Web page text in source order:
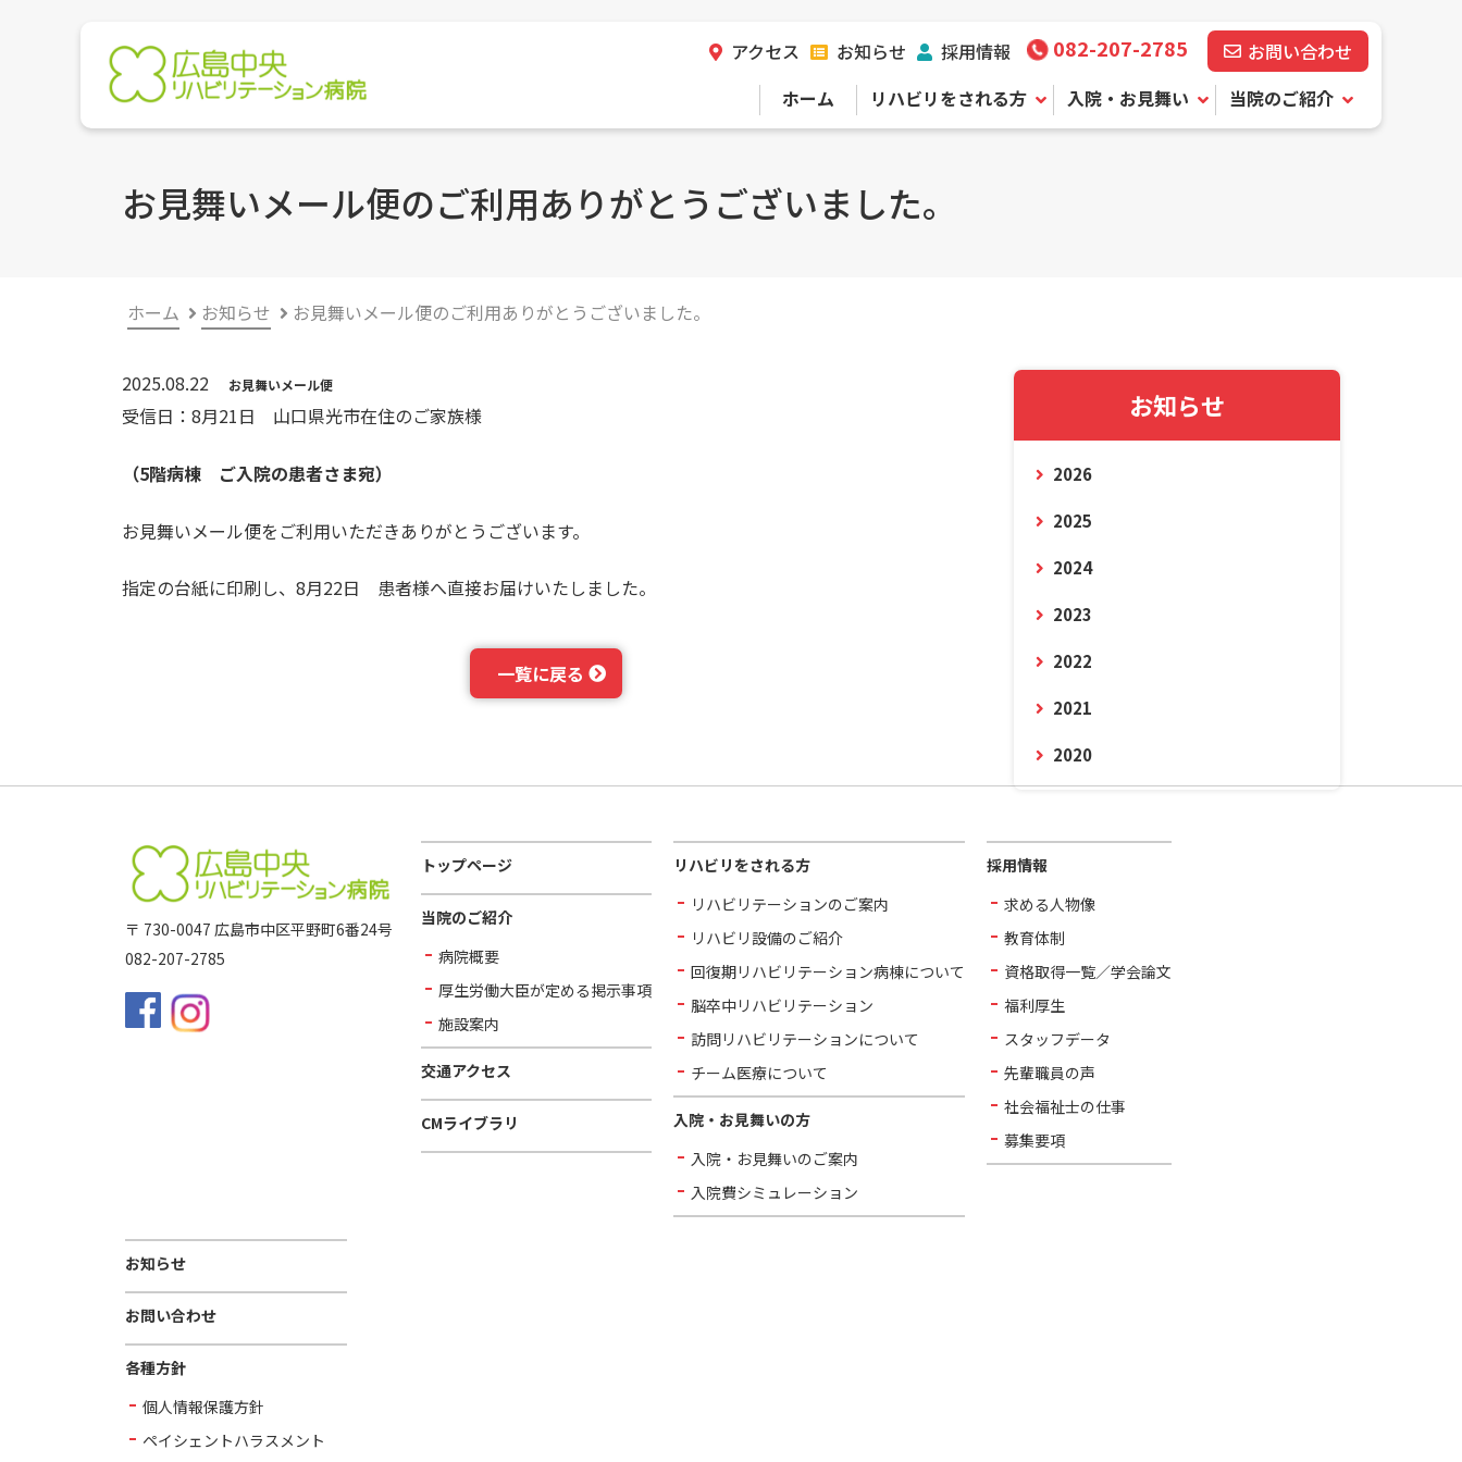
アクセス お知らせ 採用情報 082-207-2785
お問い合わせ
ホーム
リハビリをされる方 入院・お見舞い 当院のご紹介
お見舞いメール便のご利用ありがとうございました。
ホーム お知らせ お見舞いメール便のご利用ありがとうございました。
お知らせ
2026
2025
2024
2023
2022
2021
2020
2025.08.22 お見舞いメール便
受信日：8月21日 山口県光市在住のご家族様
（5階病棟 ご入院の患者さま宛）
お見舞いメール便をご利用いただきありがとうございます。
指定の台紙に印刷し、8月22日 患者様へ直接お届けいたしました。
一覧に戻る
〒 730-0047 広島市中区平野町6番24号
082-207-2785
トップページ
当院のご紹介
病院概要
厚生労働大臣が定める掲示事項
施設案内
交通アクセス
CMライブラリ
リハビリをされる方
リハビリテーションのご案内
リハビリ設備のご紹介
回復期リハビリテーション病棟について
脳卒中リハビリテーション
訪問リハビリテーションについて
チーム医療について
入院・お見舞いの方
入院・お見舞いのご案内
入院費シミュレーション
採用情報
求める人物像
教育体制
資格取得一覧／学会論文
福利厚生
スタッフデータ
先輩職員の声
社会福祉士の仕事
募集要項
お知らせ
お問い合わせ
各種方針
個人情報保護方針
ペイシェントハラスメント